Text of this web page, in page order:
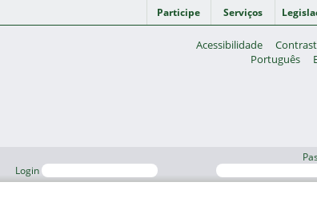
Participe Serviços
Acessibilidade
Português
Login